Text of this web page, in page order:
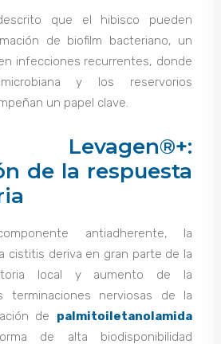
que el hibisco pueden
de biofilm bacteriano, un
infecciones recurrentes, donde
y los reservorios
un papel clave.
de la respuesta
antiadherente, la
cistitis deriva en gran parte de la
local y aumento de la
terminaciones nerviosas de la
de palmitoiletanolamida
de alta biodisponibilidad